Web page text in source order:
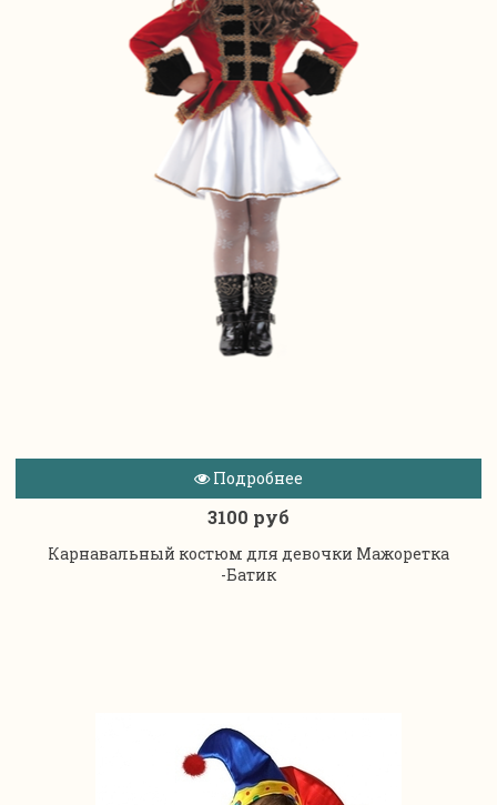
Подробнее
3100 руб
Карнавальный костюм для девочки Мажоретка
-Батик